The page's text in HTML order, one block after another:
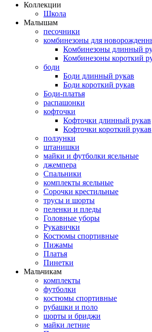
Коллекции
Школа
Малышам
песочники
комбинезоны для
Комбинезоны длинный
Комбинезоны короткий
боди
Боди длинный рукав
Боди короткий рукав
Боди-платья
распашонки
кофточки
Кофточки длинный рукав
Кофточки короткий рукав
ползунки
штанишки
майки и футболки ясельные
джемпера
Спальники
комплекты ясельные
Сорочки крестильные
трусы и шорты
пеленки и пледы
Головные уборы
Рукавички
Костюмы спортивные
Пижамы
Платья
Пинетки
Мальчикам
комплекты
футболки
костюмы спортивные
рубашки и поло
шорты и бриджи
майки летние